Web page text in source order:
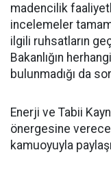
madencilik
incelemeler
ilgili ruhsatların
Bakanlığın
bulunmadığı da
Enerji ve Tabii
önergesine
kamuoyuyla